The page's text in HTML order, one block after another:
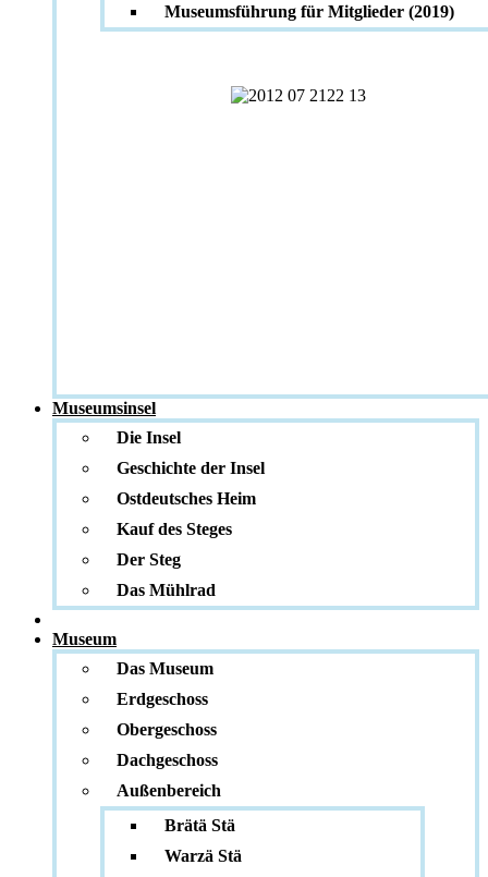
Museumsführung für Mitglieder (2019)
Museumsinsel
Die Insel
Geschichte der Insel
Ostdeutsches Heim
Kauf des Steges
Der Steg
Das Mühlrad
Museum
Das Museum
Erdgeschoss
Obergeschoss
Dachgeschoss
Außenbereich
Brätä Stä
Warzä Stä